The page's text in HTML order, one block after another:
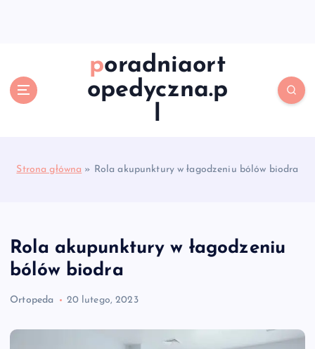
poradniaort
opedyczna.p
l
Strona główna » Rola akupunktury w łagodzeniu bólów biodra
Rola akupunktury w łagodzeniu
bólów biodra
Ortopeda 20 lutego, 2023